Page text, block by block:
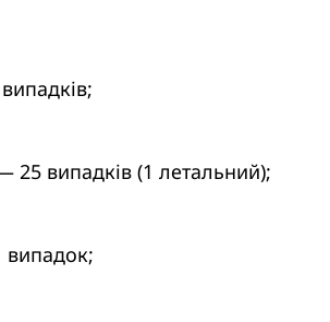
25 випадків (1 летальний);
випадок;